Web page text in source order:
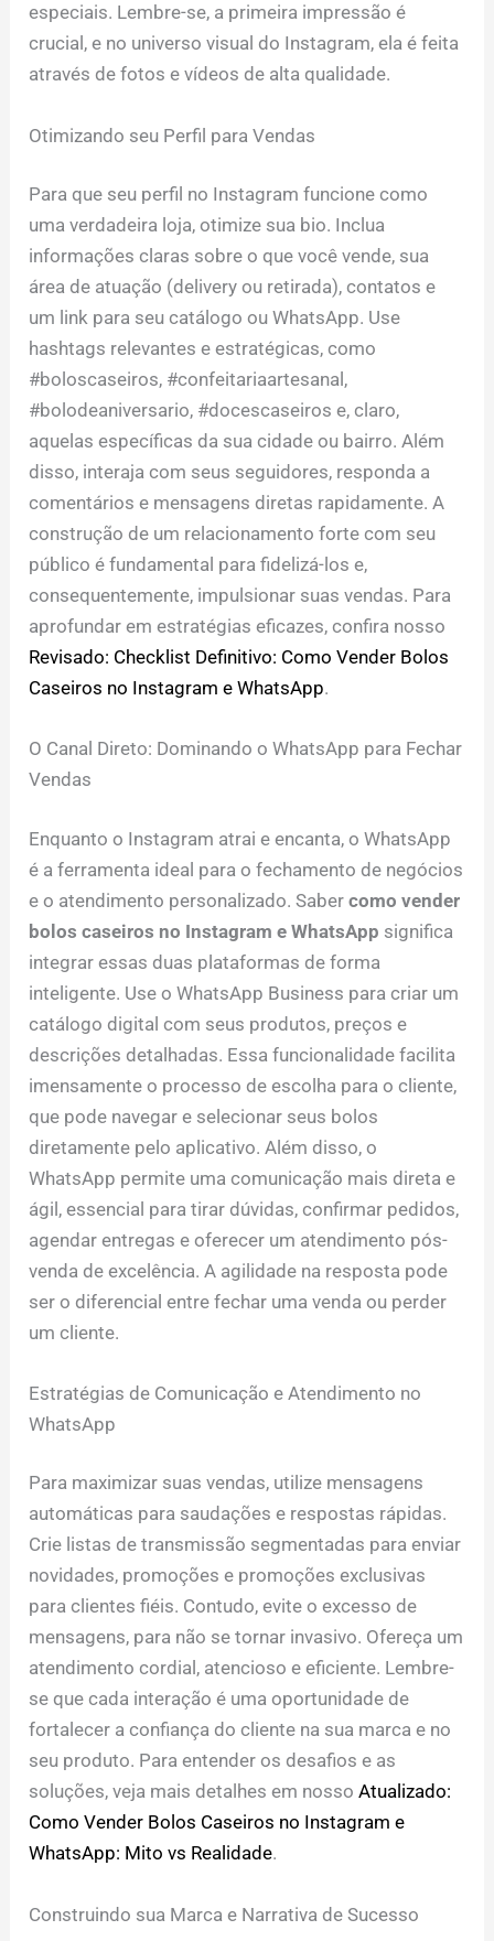
especiais. Lembre-se, a primeira impressão é
crucial, e no universo visual do Instagram, ela é feita
através de fotos e vídeos de alta qualidade.
Otimizando seu Perfil para Vendas
Para que seu perfil no Instagram funcione como
uma verdadeira loja, otimize sua bio. Inclua
informações claras sobre o que você vende, sua
área de atuação (delivery ou retirada), contatos e
um link para seu catálogo ou WhatsApp. Use
hashtags relevantes e estratégicas, como
#boloscaseiros, #confeitariaartesanal,
#bolodeaniversario, #docescaseiros e, claro,
aquelas específicas da sua cidade ou bairro. Além
disso, interaja com seus seguidores, responda a
comentários e mensagens diretas rapidamente. A
construção de um relacionamento forte com seu
público é fundamental para fidelizá-los e,
consequentemente, impulsionar suas vendas. Para
aprofundar em estratégias eficazes, confira nosso
Revisado: Checklist Definitivo: Como Vender Bolos
Caseiros no Instagram e WhatsApp.
O Canal Direto: Dominando o WhatsApp para Fechar
Vendas
Enquanto o Instagram atrai e encanta, o WhatsApp
é a ferramenta ideal para o fechamento de negócios
e o atendimento personalizado. Sabercomo vender
bolos caseiros no Instagram e WhatsApp significa
integrar essas duas plataformas de forma
inteligente. Use o WhatsApp Business para criar um
catálogo digital com seus produtos, preços e
descrições detalhadas. Essa funcionalidade facilita
imensamente o processo de escolha para o cliente,
que pode navegar e selecionar seus bolos
diretamente pelo aplicativo. Além disso, o
WhatsApp permite uma comunicação mais direta e
ágil, essencial para tirar dúvidas, confirmar pedidos,
agendar entregas e oferecer um atendimento pós-
venda de excelência. A agilidade na resposta pode
ser o diferencial entre fechar uma venda ou perder
um cliente.
Estratégias de Comunicação e Atendimento no
WhatsApp
Para maximizar suas vendas, utilize mensagens
automáticas para saudações e respostas rápidas.
Crie listas de transmissão segmentadas para enviar
novidades, promoções e promoções exclusivas
para clientes fiéis. Contudo, evite o excesso de
mensagens, para não se tornar invasivo. Ofereça um
atendimento cordial, atencioso e eficiente. Lembre-
se que cada interação é uma oportunidade de
fortalecer a confiança do cliente na sua marca e no
seu produto. Para entender os desafios e as
soluções, veja mais detalhes em nossoAtualizado:
Como Vender Bolos Caseiros no Instagram e
WhatsApp: Mito vs Realidade.
Construindo sua Marca e Narrativa de Sucesso